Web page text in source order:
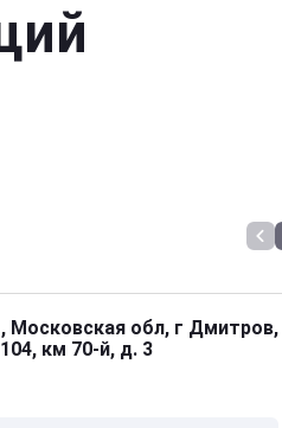
Московская обл, г Дмитров,
км 70-й, д. 3